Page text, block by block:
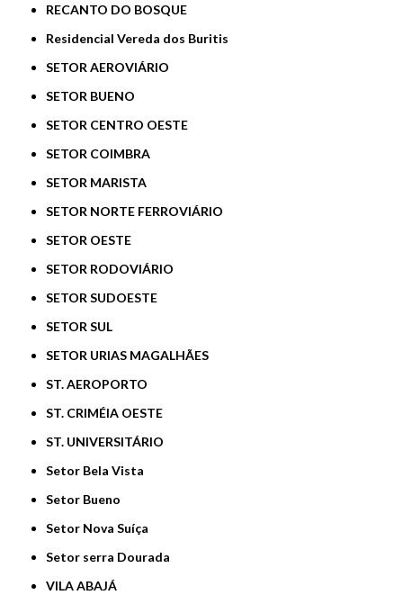
RECANTO DO BOSQUE
Residencial Vereda dos Buritis
SETOR AEROVIÁRIO
SETOR BUENO
SETOR CENTRO OESTE
SETOR COIMBRA
SETOR MARISTA
SETOR NORTE FERROVIÁRIO
SETOR OESTE
SETOR RODOVIÁRIO
SETOR SUDOESTE
SETOR SUL
SETOR URIAS MAGALHÃES
ST. AEROPORTO
ST. CRIMÉIA OESTE
ST. UNIVERSITÁRIO
Setor Bela Vista
Setor Bueno
Setor Nova Suíça
Setor serra Dourada
VILA ABAJÁ